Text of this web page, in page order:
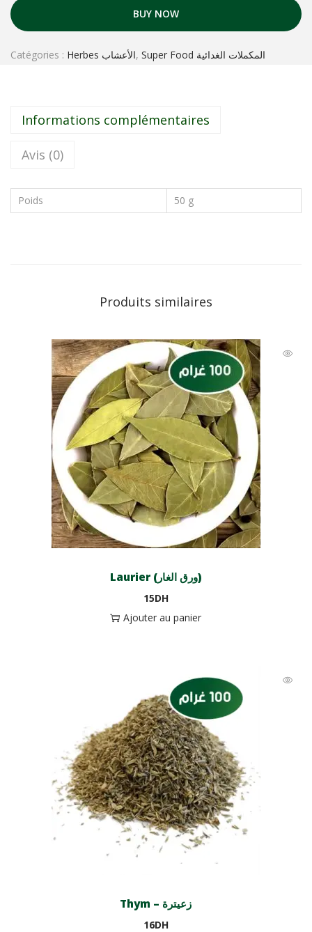
BUY NOW
Catégories : Herbes الأعشاب, Super Food المكملات الغدائية
Informations complémentaires
Avis (0)
Poids 50 g
Produits similaires
Laurier (ورق الغار)
15DH
Ajouter au panier
Thym – زعيترة
16DH